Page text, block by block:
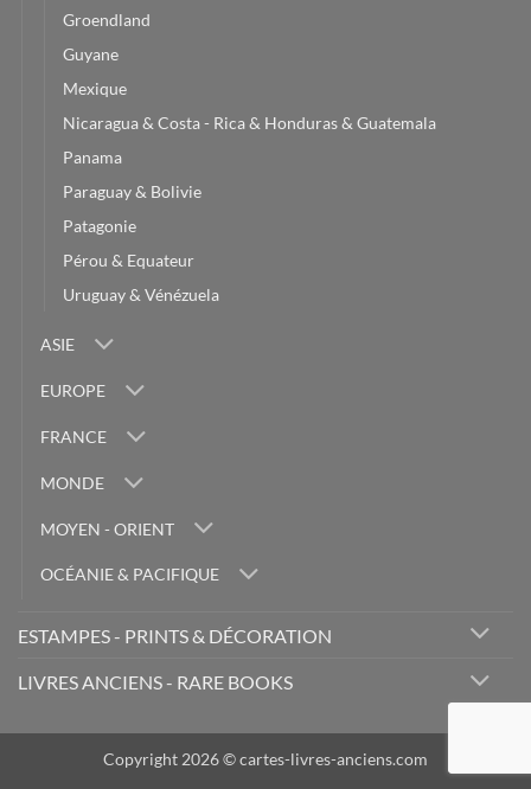
Groendland
Guyane
Mexique
Nicaragua & Costa - Rica & Honduras & Guatemala
Panama
Paraguay & Bolivie
Patagonie
Pérou & Equateur
Uruguay & Vénézuela
ASIE
EUROPE
FRANCE
MONDE
MOYEN - ORIENT
OCÉANIE & PACIFIQUE
ESTAMPES - PRINTS & DÉCORATION
LIVRES ANCIENS - RARE BOOKS
Copyright 2026 © cartes-livres-anciens.com